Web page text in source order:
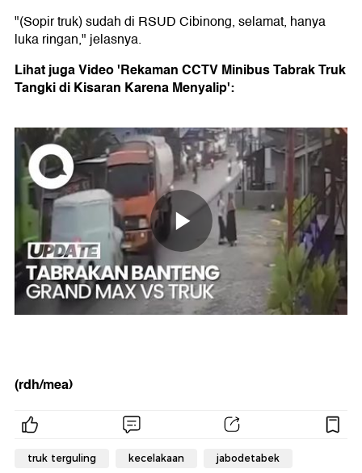
"(Sopir truk) sudah di RSUD Cibinong, selamat, hanya
luka ringan," jelasnya.
Lihat juga Video 'Rekaman CCTV Minibus Tabrak Truk
Tangki di Kisaran Karena Menyalip':
(rdh/mea)
truk terguling kecelakaan jabodetabek